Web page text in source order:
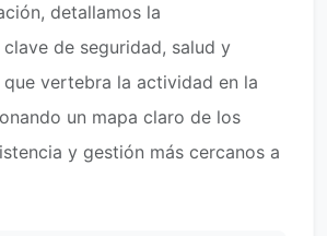
detallamos la
de seguridad, salud y
vertebra la actividad en la
un mapa claro de los
y gestión más cercanos a